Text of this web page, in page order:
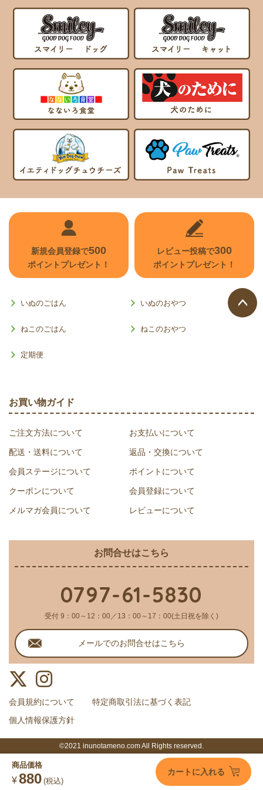
商品価格
¥880 (税込)
カートに入れる
新規会員登録で500
ポイントプレゼント！
レビュー投稿で300
ポイントプレゼント！
いぬのごはん いぬのおやつ
ねこのごはん ねこのおやつ
定期便
お買い物ガイド
ご注文方法について お支払いについて
配送・送料について 返品・交換について
会員ステージについて ポイントについて
クーポンについて 会員登録について
メルマガ会員について レビューについて
お問合せはこちら
0797-61-5830
受付 9：00～12：00／13：00～17：00(土日祝を除く)
メールでのお問合せはこちら
会員規約について
特定商取引法に基づく表記
個人情報保護方針
©2021 inunotameno.com All Rights reserved.